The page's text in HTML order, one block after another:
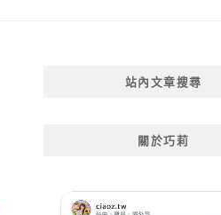
站內文章搜尋
關於巧莉